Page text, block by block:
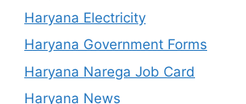
Haryana Electricity
Haryana Government Forms
Haryana Narega Job Card
Haryana News